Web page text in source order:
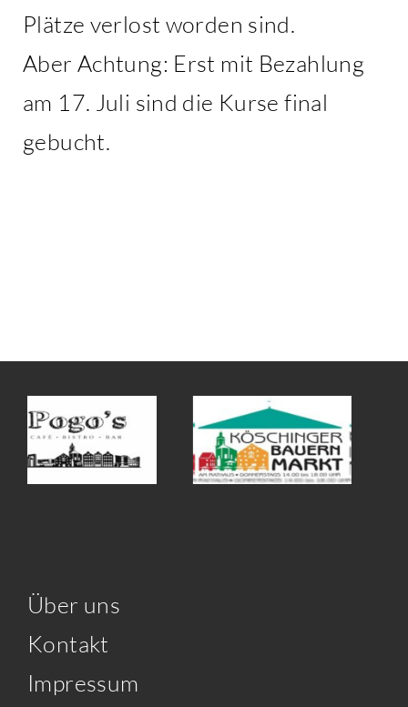
Plätze verlost worden sind.
Aber Achtung: Erst mit Bezahlung
am 17. Juli sind die Kurse final
gebucht.
Über uns
Kontakt
Impressum